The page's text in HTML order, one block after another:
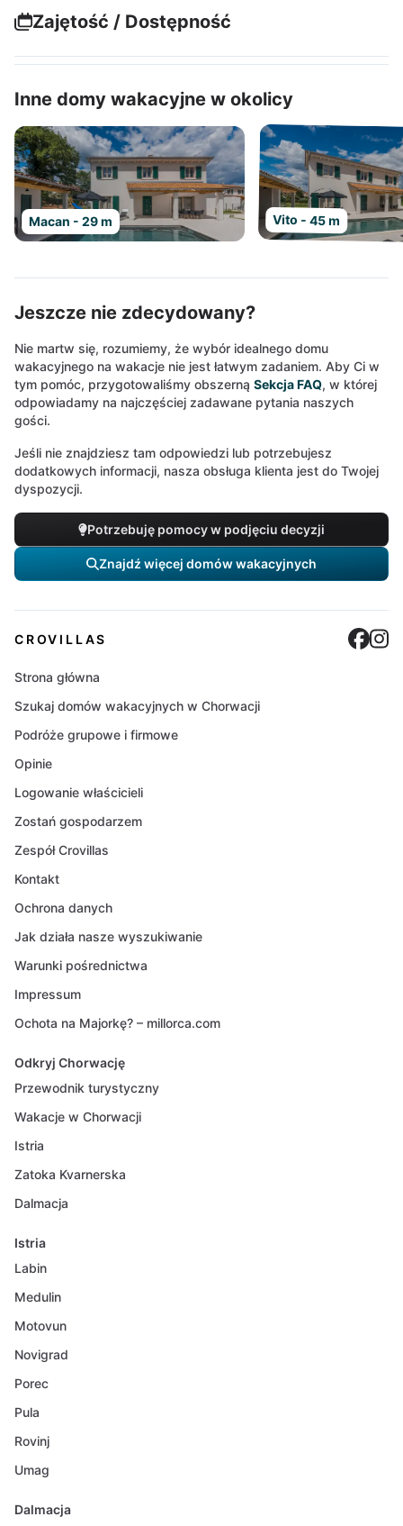
Zajętość / Dostępność
Inne domy wakacyjne w okolicy
Macan - 29 m Vito - 45 m
Jeszcze nie zdecydowany?
Nie martw się, rozumiemy, że wybór idealnego domu
wakacyjnego na wakacje nie jest łatwym zadaniem. Aby Ci w
tym pomóc, przygotowaliśmy obszerną Sekcja FAQ, w której
odpowiadamy na najczęściej zadawane pytania naszych
gości.
Jeśli nie znajdziesz tam odpowiedzi lub potrzebujesz
dodatkowych informacji, nasza obsługa klienta jest do Twojej
dyspozycji.
Potrzebuję pomocy w podjęciu decyzji
Znajdź więcej domów wakacyjnych
CROVILLAS
Strona główna
Szukaj domów wakacyjnych w Chorwacji
Podróże grupowe i firmowe
Opinie
Logowanie właścicieli
Zostań gospodarzem
Zespół Crovillas
Kontakt
Ochrona danych
Jak działa nasze wyszukiwanie
Warunki pośrednictwa
Impressum
Ochota na Majorkę? – millorca.com
Odkryj Chorwację
Przewodnik turystyczny
Wakacje w Chorwacji
Istria
Zatoka Kvarnerska
Dalmacja
Istria
Labin
Medulin
Motovun
Novigrad
Porec
Pula
Rovinj
Umag
Dalmacja